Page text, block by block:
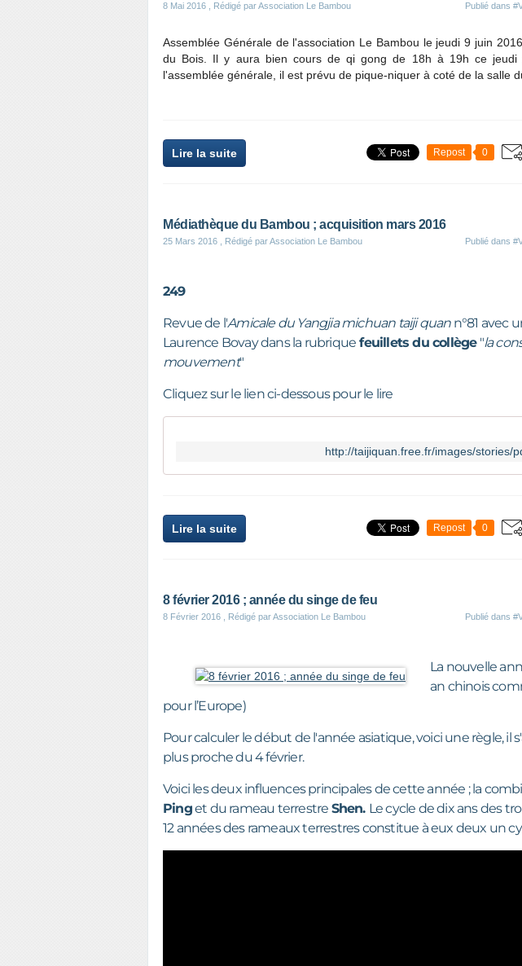
8 Mai 2016 , Rédigé par Association Le Bambou Publié dans
Assemblée Générale de l'association Le Bambou le jeudi 9 juin
du Bois. Il y aura bien cours de qi gong de 18h à 19h ce jeudi
l'assemblée générale, il est prévu de pique-niquer à coté de la salle
Lire la suite Repost 0
Médiathèque du Bambou ; acquisition mars 2016
25 Mars 2016 , Rédigé par Association Le Bambou Publié dans
249
Revue de l'Amicale du Yangjia michuan taiji quann°81 avec
Laurence Bovay dans la rubrique feuillets du collège"la
mouvement"
Cliquez sur le lien ci-dessous pour le lire
http://taijiquan.free.fr/images/stories/
Lire la suite Repost 0
8 février 2016 ; année du singe de feu
8 Février 2016 , Rédigé par Association Le Bambou Publié dans
La nouvelle
an chinois
pour l’Europe)
Pour calculer le début de l'année asiatique, voici une règle, il
plus proche du 4 février.
Voici les deux influences principales de cette année ; la
Pinget du rameau terrestre Shen. Le cycle de dix ans des
12 années des rameaux terrestres constitue à eux deux un